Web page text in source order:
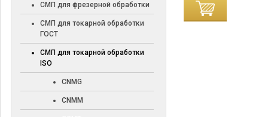
СМП для фрезерной обработки
СМП для токарной обработки
ГОСТ
СМП для токарной обработки
ISO
CNMG
CNMM